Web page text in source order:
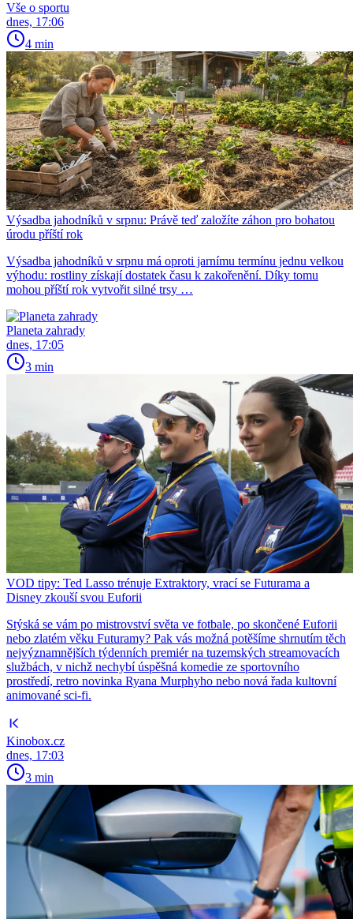
Vše o sportu
dnes, 17:06
4 min
Výsadba jahodníků v srpnu: Právě teď založíte záhon pro bohatou
úrodu příští rok
Výsadba jahodníků v srpnu má oproti jarnímu termínu jednu velkou
výhodu: rostliny získají dostatek času k zakořenění. Díky tomu
mohou příští rok vytvořit silné trsy …
Planeta zahrady
dnes, 17:05
3 min
VOD tipy: Ted Lasso trénuje Extraktory, vrací se Futurama a
Disney zkouší svou Euforii
Stýská se vám po mistrovství světa ve fotbale, po skončené Euforii
nebo zlatém věku Futuramy? Pak vás možná potěšíme shrnutím těch
nejvýznamnějších týdenních premiér na tuzemských streamovacích
službách, v nichž nechybí úspěšná komedie ze sportovního
prostředí, retro novinka Ryana Murphyho nebo nová řada kultovní
animované sci-fi.
Kinobox.cz
dnes, 17:03
3 min